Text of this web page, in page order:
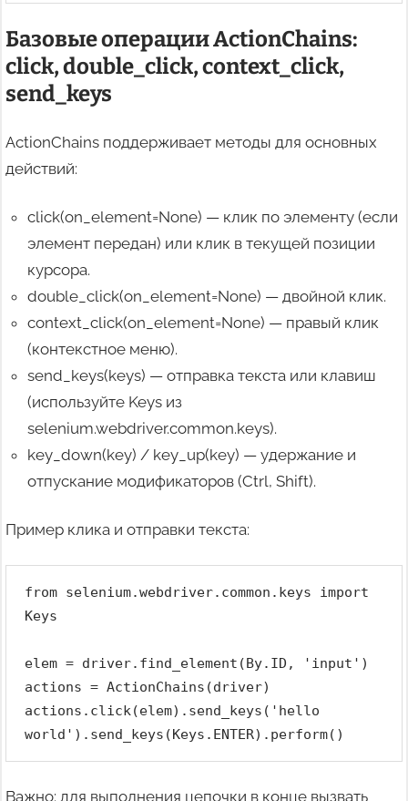
Базовые операции ActionChains:
click, double_click, context_click,
send_keys
ActionChains поддерживает методы для основных
действий:
click(on_element=None) — клик по элементу (если
элемент передан) или клик в текущей позиции
курсора.
double_click(on_element=None) — двойной клик.
context_click(on_element=None) — правый клик
(контекстное меню).
send_keys(keys) — отправка текста или клавиш
(используйте Keys из
selenium.webdriver.common.keys).
key_down(key) / key_up(key) — удержание и
отпускание модификаторов (Ctrl, Shift).
Пример клика и отправки текста:
from selenium.webdriver.common.keys import
Keys
elem = driver.find_element(By.ID, 'input')
actions = ActionChains(driver)
actions.click(elem).send_keys('hello
world').send_keys(Keys.ENTER).perform()
Важно: для выполнения цепочки в конце вызвать